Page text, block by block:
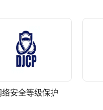
络安全等级保护